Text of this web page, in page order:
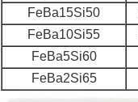
FeBa15Si50
FeBa10Si55
FeBa5Si60
FeBa2Si65